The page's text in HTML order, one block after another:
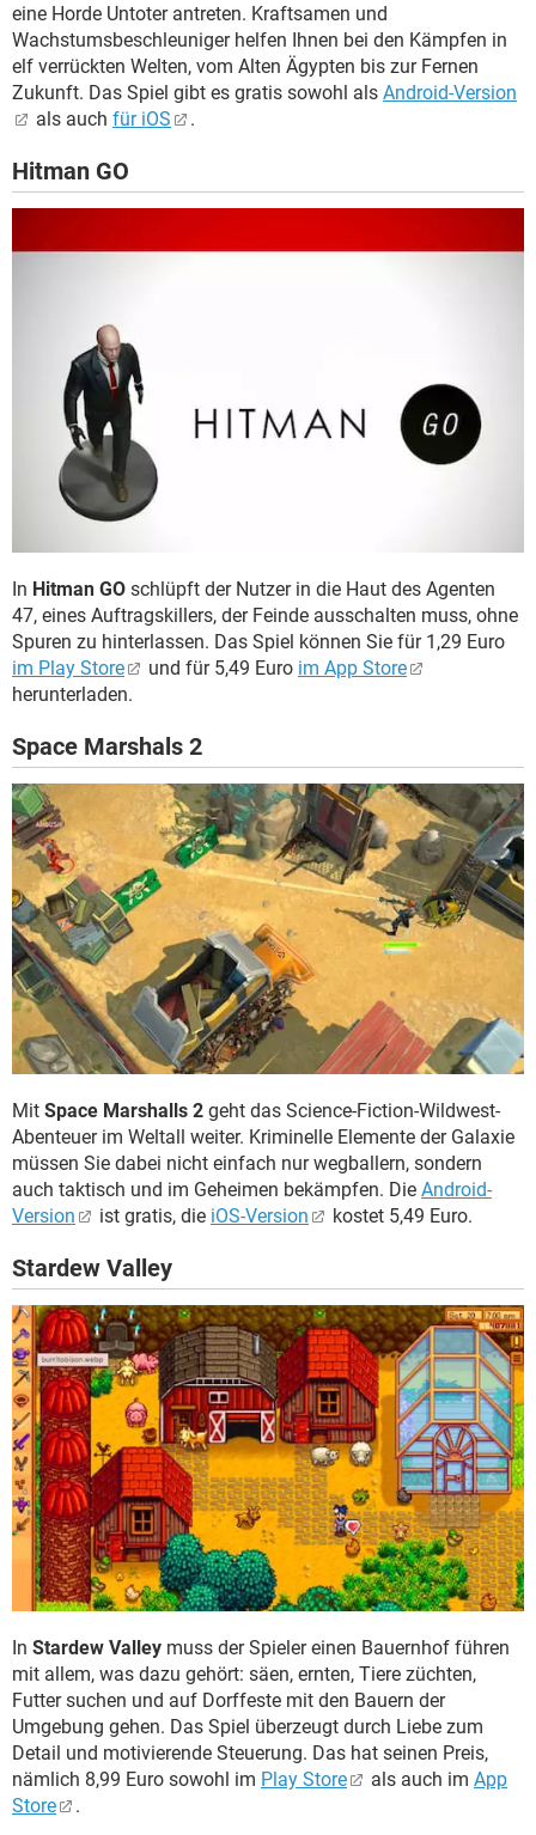
eine Horde Untoter antreten. Kraftsamen und
Wachstumsbeschleuniger helfen Ihnen bei den Kämpfen in
elf verrückten Welten, vom Alten Ägypten bis zur Fernen
Zukunft. Das Spiel gibt es gratis sowohl als Android-Version
als auch für iOS .
Hitman GO
In Hitman GO schlüpft der Nutzer in die Haut des Agenten
47, eines Auftragskillers, der Feinde ausschalten muss, ohne
Spuren zu hinterlassen. Das Spiel können Sie für 1,29 Euro
im Play Store
und für 5,49 Euro im App Store
herunterladen.
Space Marshals 2
Mit Space Marshalls 2 geht das Science-Fiction-Wildwest-
Abenteuer im Weltall weiter. Kriminelle Elemente der Galaxie
müssen Sie dabei nicht einfach nur wegballern, sondern
auch taktisch und im Geheimen bekämpfen. Die Android-
Version
ist gratis, die iOS-Version kostet 5,49 Euro.
Stardew Valley
In Stardew Valley muss der Spieler einen Bauernhof führen
mit allem, was dazu gehört: säen, ernten, Tiere züchten,
Futter suchen und auf Dorffeste mit den Bauern der
Umgebung gehen. Das Spiel überzeugt durch Liebe zum
Detail und motivierende Steuerung. Das hat seinen Preis,
nämlich 8,99 Euro sowohl im Play Store als auch im App
Store
.